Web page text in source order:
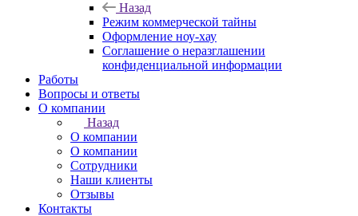
Назад
Режим коммерческой тайны
Оформление ноу-хау
Соглашение о неразглашении
конфиденциальной информации
Работы
Вопросы и ответы
О компании
Назад
О компании
О компании
Сотрудники
Наши клиенты
Отзывы
Контакты